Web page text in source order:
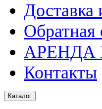
Доставка
Обратная
Контакты
Каталог